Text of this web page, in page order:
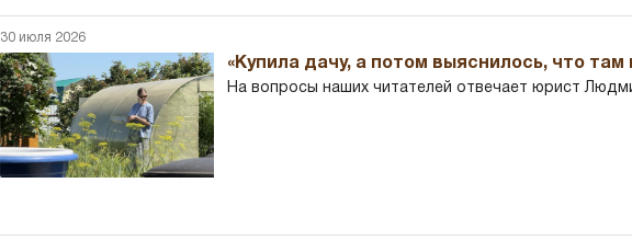
30 июля 2026
«Купила дачу, а потом выяснилось, что там
На вопросы наших читателей отвечает юрист